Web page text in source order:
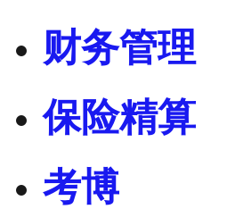
财务管理
保险精算
考博